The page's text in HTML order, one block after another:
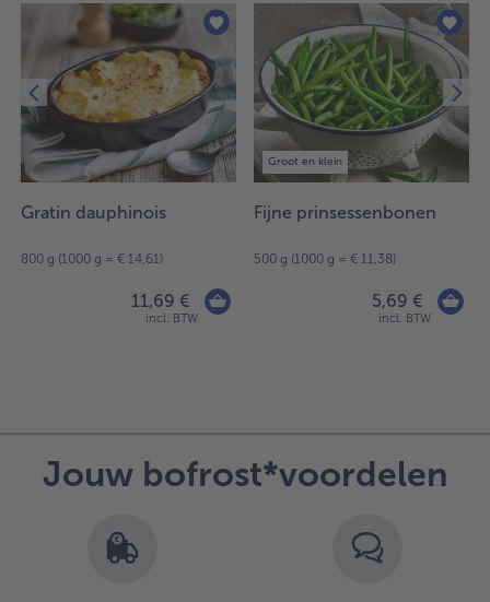
Gratin dauphinois
800 g (1000 g = € 14,61)
11,69 €
incl. BTW
Groot en klein
Fijne prinsessenbonen
500 g (1000 g = € 11,38)
5,69 €
incl. BTW
Jouw bofrost*voordelen